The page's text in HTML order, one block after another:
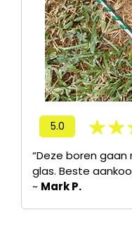
5.0
“Deze boren
glas. Beste
~ Mark P.